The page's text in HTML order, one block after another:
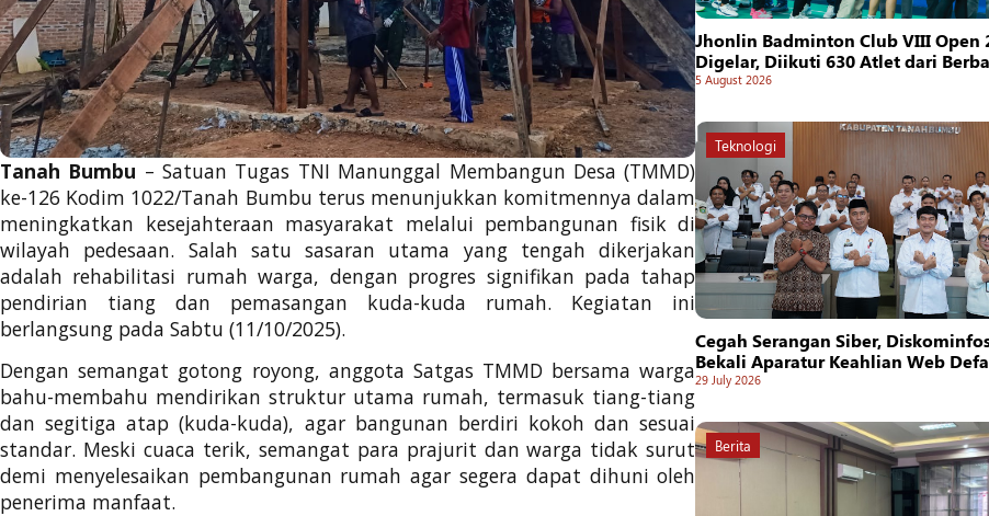
Tanah Bumbu – Satuan Tugas TNI Manunggal Membangun Desa (TMMD)
ke-126 Kodim 1022/Tanah Bumbu terus menunjukkan komitmennya dalam
meningkatkan kesejahteraan masyarakat melalui pembangunan fisik di
wilayah pedesaan. Salah satu sasaran utama yang tengah dikerjakan
adalah rehabilitasi rumah warga, dengan progres signifikan pada tahap
pendirian tiang dan pemasangan kuda-kuda rumah. Kegiatan ini
berlangsung pada Sabtu (11/10/2025).
Dengan semangat gotong royong, anggota Satgas TMMD bersama warga
bahu-membahu mendirikan struktur utama rumah, termasuk tiang-tiang
dan segitiga atap (kuda-kuda), agar bangunan berdiri kokoh dan sesuai
standar. Meski cuaca terik, semangat para prajurit dan warga tidak surut
demi menyelesaikan pembangunan rumah agar segera dapat dihuni oleh
penerima manfaat.
Jhonlin Badminton Club VIII Open
Digelar, Diikuti 630 Atlet dari
5 August 2026
Teknologi
Cegah Serangan Siber,
Bekali Aparatur Keahlian Web
29 July 2026
Berita